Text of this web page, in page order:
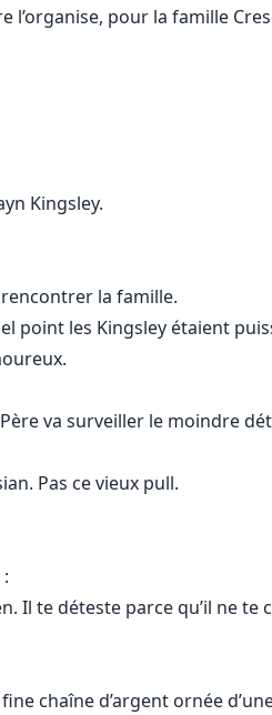
l’organise, pour la famille
Kingsley.
la famille.
point les Kingsley étaient
va surveiller le moindre
Pas ce vieux pull.
Il te déteste parce qu’il ne te
chaîne d’argent ornée